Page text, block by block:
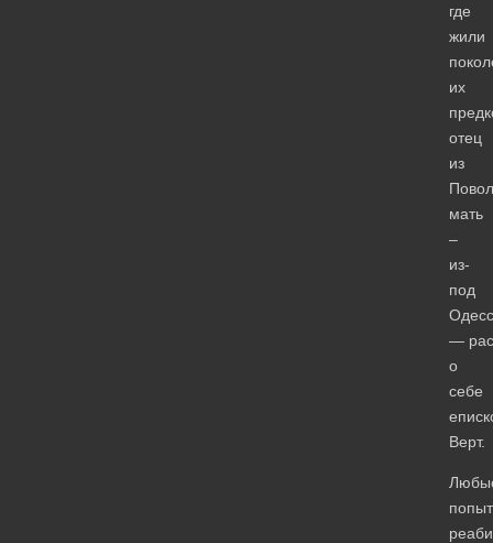
где
жили
их
отец
из
мать
–
из-
под
—
о
себе
Верт.